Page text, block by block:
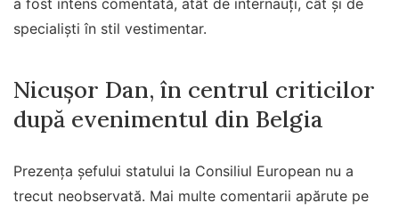
a fost intens comentată, atât de internauți, cât și de
specialiști în stil vestimentar.
Nicușor Dan, în centrul criticilor
după evenimentul din Belgia
Prezența șefului statului la Consiliul European nu a
trecut neobservată. Mai multe comentarii apărute pe